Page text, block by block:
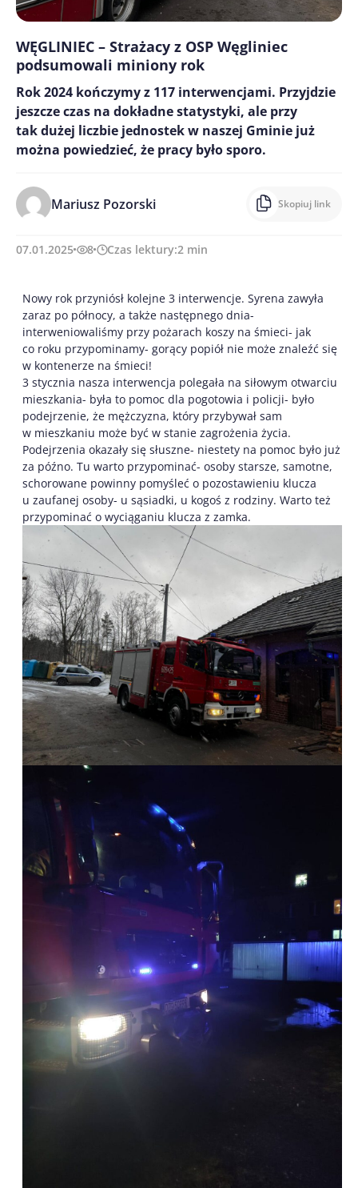
WĘGLINIEC – Strażacy z OSP Węgliniec
podsumowali miniony rok
Rok 2024 kończymy z 117 interwencjami. Przyjdzie
jeszcze czas na dokładne statystyki, ale przy
tak dużej liczbie jednostek w naszej Gminie już
można powiedzieć, że pracy było sporo.
Mariusz Pozorski Skopiuj link
07.01.2025 8 Czas lektury:2 min
Nowy rok przyniósł kolejne 3 interwencje. Syrena zawyła
zaraz po północy, a także następnego dnia-
interweniowaliśmy przy pożarach koszy na śmieci- jak
co roku przypominamy- gorący popiół nie może znaleźć się
w kontenerze na śmieci!
3 stycznia nasza interwencja polegała na siłowym otwarciu
mieszkania- była to pomoc dla pogotowia i policji- było
podejrzenie, że mężczyzna, który przybywał sam
w mieszkaniu może być w stanie zagrożenia życia.
Podejrzenia okazały się słuszne- niestety na pomoc było już
za późno. Tu warto przypominać- osoby starsze, samotne,
schorowane powinny pomyśleć o pozostawieniu klucza
u zaufanej osoby- u sąsiadki, u kogoś z rodziny. Warto też
przypominać o wyciąganiu klucza z zamka.